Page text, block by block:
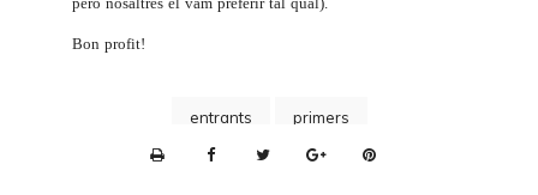
Bon profit!
entrants
primers